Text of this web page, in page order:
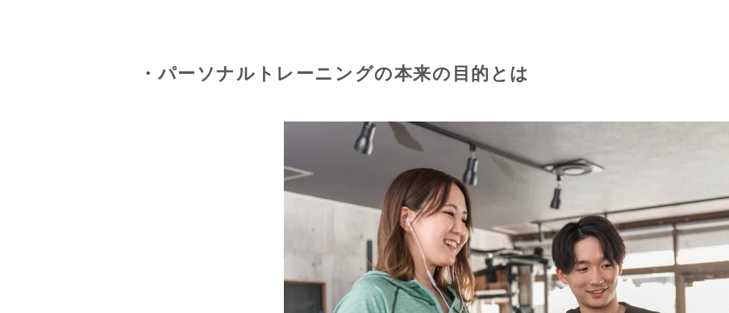
・パーソナルトレーニングの本来の目的とは